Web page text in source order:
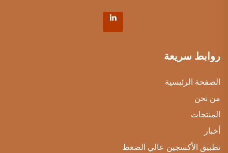
روابط سريعة
الصفحة الرئيسية
من نحن
المنتجات
أخبار
تطبيق الأكسجين عالي الضغط